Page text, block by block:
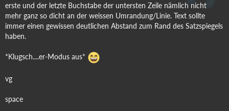
erste und der letzte Buchstabe der untersten Zeile nämlich nicht
mehr ganz so dicht an der weissen Umrandung/Linie. Text sollte
immer einen gewissen deutlichen Abstand zum Rand des Satzspiegels
haben.
*Klugsch....er-Modus aus*
vg
space